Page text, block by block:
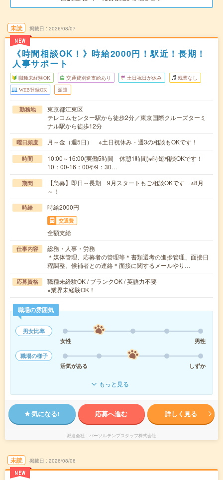
未読
NEW
掲載日 2026/08/07
《時間相談OK！》時給2000円！駅近！長期！
人事サポート
職種未経験OK 交通費別途支給あり 土日祝日が休み 残業なし
WEB登録OK 派遣
勤務地
東京都江東区
テレコムセンター駅から徒歩2分／東京国際クルーズターミ
ナル駅から徒歩12分
曜日頻度 月～金（週5日） ※土日祝休み・週3の相談もOKです！
時間
10:00～16:00(実働5時間 休憩1時間)※時短相談OKです！
10：00-16：00や9：30…
期間
【急募】即日～長期 9月スタートもご相談OKです ※8月
～！
時給 時給2000円
交通費
全額支給
仕事内容
総務・人事・労務
＊媒体管理、応募者の管理等＊書類選考の進捗管理、面接日
程調整、候補者との連絡＊面接に関するメールやり…
応募資格
職種未経験OK / ブランクOK / 英語力不要
※業界未経験OK！
職場の雰囲気
男女比率
女性
男性
職場の様子
活気がある
しずか
もっと見る
気になる! 応募へ進む 詳しく見る
派遣会社 パーソルテンプスタッフ株式会社
未読
NEW
掲載日 2026/08/06